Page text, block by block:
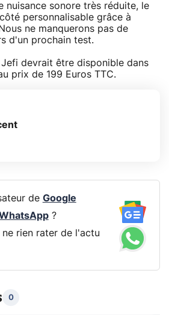
nuisance sonore très réduite, le
personnalisable grâce à
ne manquerons pas de
d'un prochain test.
devrait être disponible dans
prix de 199 Euros TTC.
de Google
?
rien rater de l'actu
0